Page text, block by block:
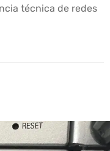
técnica de redes